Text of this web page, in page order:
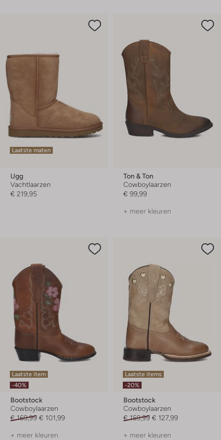
Laatste maten
Ugg
Vachtlaarzen
€ 219,95
Ton & Ton
Cowboylaarzen
€ 99,99
+ meer kleuren
Laatste item
-40%
Bootstock
Cowboylaarzen
€ 169,99 € 101,99
+ meer kleuren
Laatste items
-20%
Bootstock
Cowboylaarzen
€ 159,99 € 127,99
+ meer kleuren